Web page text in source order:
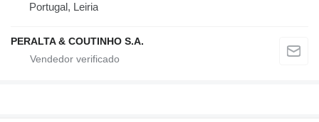
Portugal, Leiria
PERALTA & COUTINHO S.A.